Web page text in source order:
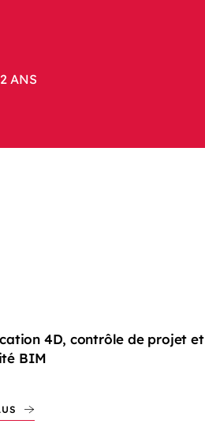
ANS
4D, contrôle de projet et
BIM